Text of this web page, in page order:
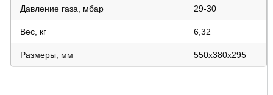
Давление газа, мбар 29-30
Вес, кг 6,32
Размеры, мм 550х380х295